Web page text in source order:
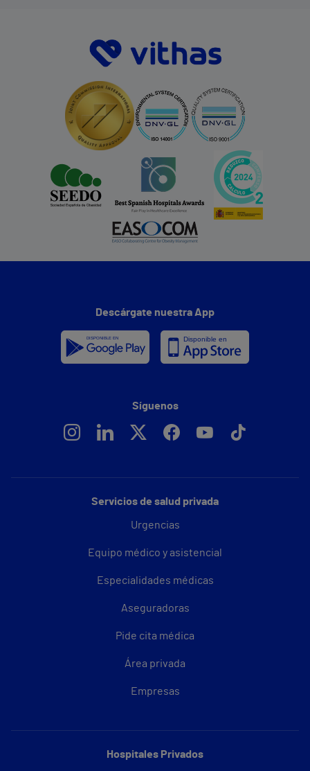
Servicios de salud privada
Urgencias
Equipo médico y asistencial
Especialidades médicas
Aseguradoras
Pide cita médica
Área privada
Empresas
Hospitales Privados
Descárgate nuestra App
Síguenos